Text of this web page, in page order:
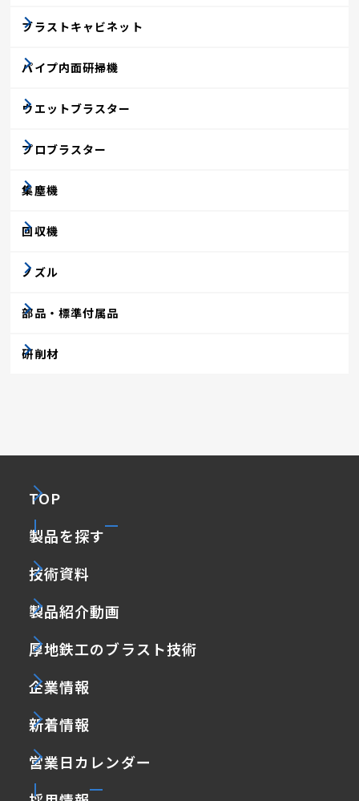
ブラストキャビネット
パイプ内面研掃機
ウエットブラスター
プロブラスター
集塵機
回収機
ノズル
部品・標準付属品
研削材
TOP
製品を探す
技術資料
製品紹介動画
厚地鉄工のブラスト技術
企業情報
新着情報
営業日カレンダー